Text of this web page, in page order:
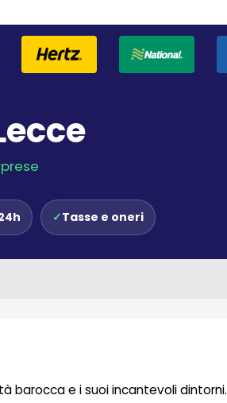
✓Tasse e oneri
barocca e i suoi incantevoli dintorni.